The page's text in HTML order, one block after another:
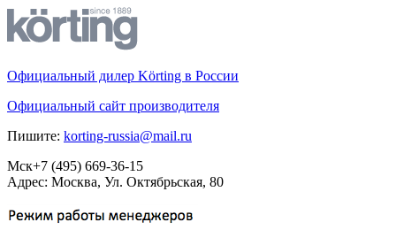
Официальный дилер Körting в России
Официальный сайт производителя
Пишите: korting-russia@mail.ru
Мск+7 (495) 669-36-15
Адрес: Москва, Ул. Октябрьская, 80